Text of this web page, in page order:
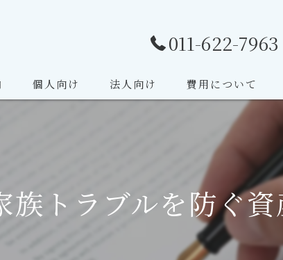
011-622-7963
個人向け 法人向け 費用について
トラブルを防ぐ